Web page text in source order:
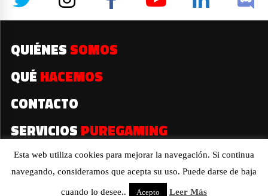
QUIÉNES SOMOS
QUÉ HACEMOS
CONTACTO
SERVICIOS PUREGAMING
2019© Todos los derechos reservados
Esta web utiliza cookies para mejorar la navegación. Si continua
navegando, consideramos que acepta su uso. Puede darse de baja
cuando lo desee.. Acepto Leer Más